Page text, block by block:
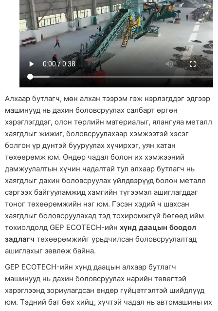
Алхаар бутлагч, мөн алхан тээрэм гэж нэрлэгддэг эдгээр
машинууд нь дахин боловсруулах салбарт өргөн
хэрэглэгддэг, олон төрлийн материалыг, ялангуяа металл
хаягдлыг жижиг, боловсруулахаар хэмжээтэй хэсэг
болгон үр дүнтэй бууруулах хүчирхэг, уян хатан
төхөөрөмж юм. Өндөр чадал болон их хэмжээний
дамжуулалтын хүчин чадалтай тул алхаар бутлагч нь
хаягдлыг дахин боловсруулах үйлдвэрүүд болон металл
сэргээх байгууламжид хамгийн түгээмэл ашиглагддаг
тоног төхөөрөмжийн нэг юм. Гэсэн хэдий ч шахсан
хаягдлыг боловсруулахад тэд тохиромжгүй бөгөөд ийм
тохиолдолд GEP ECOTECH-ийн хүнд даацын боодол
задлагч төхөөрөмжийг урьдчилсан боловсруулалтад
ашиглахыг зөвлөж байна.
GEP ECOTECH-ийн хүнд даацын алхаар бутлагч
машинууд нь дахин боловсруулах нарийн төвөгтэй
хэрэглээнд зориулагдсан өндөр гүйцэтгэлтэй шийдлүүд
юм. Тэдний бат бөх хийц, хүчтэй чадал нь автомашины их